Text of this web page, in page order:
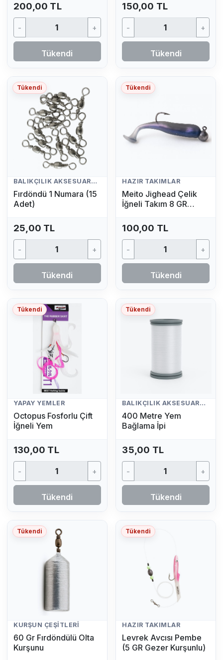
200,00 TL
- +
Tükendi
150,00 TL
- +
Tükendi
Tükendi
BALIKÇILIK AKSESUARLARI
Fırdöndü 1 Numara (15
Adet)
25,00 TL
- +
Tükendi
Tükendi
HAZIR TAKIMLAR
Meito Jighead Çelik
İğneli Takım 8 GR
100,00 TL
- +
Tükendi
Tükendi
YAPAY YEMLER
Octopus Fosforlu Çift
İğneli Yem
130,00 TL
- +
Tükendi
Tükendi
BALIKÇILIK AKSESUARLARI
400 Metre Yem
Bağlama İpi
35,00 TL
- +
Tükendi
Tükendi
KURŞUN ÇEŞITLERI
60 Gr Fırdöndülü Olta
Kurşunu
Tükendi
HAZIR TAKIMLAR
Levrek Avcısı Pembe
(5 GR Gezer Kurşunlu)